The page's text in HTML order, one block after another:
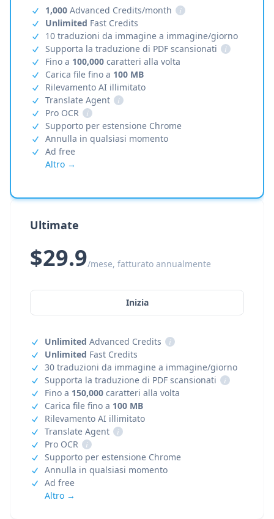
1,000 Advanced Credits/month
i
Unlimited Fast Credits
10 traduzioni da immagine a immagine/giorno
Supporta la traduzione di PDF scansionati
i
Fino a 100,000 caratteri alla volta
Carica file fino a 100 MB
Rilevamento AI illimitato
Translate Agent
i
Pro OCR
i
Supporto per estensione Chrome
Annulla in qualsiasi momento
Ad free
Altro →
Ultimate
$29.9/mese, fatturato annualmente
Inizia
Unlimited Advanced Credits
i
Unlimited Fast Credits
30 traduzioni da immagine a immagine/giorno
Supporta la traduzione di PDF scansionati
i
Fino a 150,000 caratteri alla volta
Carica file fino a 100 MB
Rilevamento AI illimitato
Translate Agent
i
Pro OCR
i
Supporto per estensione Chrome
Annulla in qualsiasi momento
Ad free
Altro →